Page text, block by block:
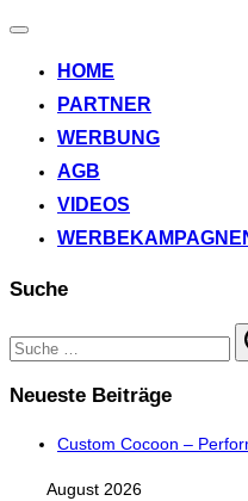
Navigation
HOME
PARTNER
WERBUNG
AGB
VIDEOS
Suche
Suchen
nach:
Neueste Beiträge
Custom Cocoon –
August 2026